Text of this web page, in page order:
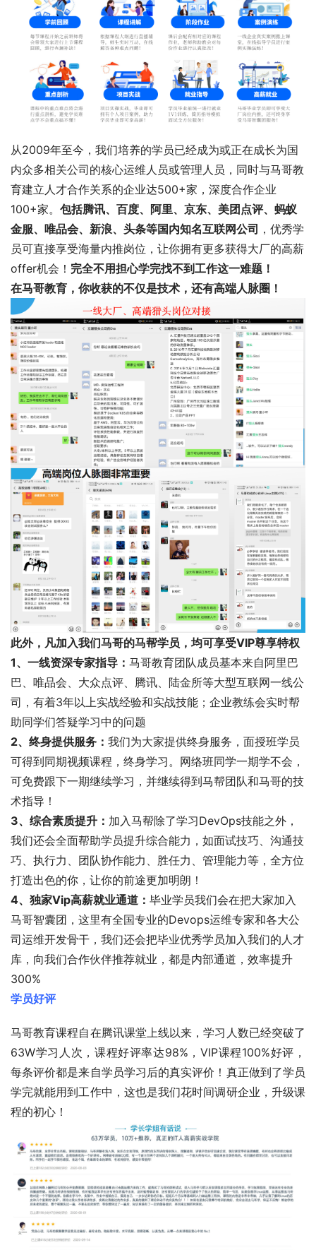
从2009年至今，我们培养的学员已经成为或正在成长为国
内众多相关公司的核心运维人员或管理人员，同时与马哥教
育建立人才合作关系的企业达500+家，深度合作企业
100+家。 包括腾讯、百度、阿里、京东、美团点评、蚂蚁
金服、唯品会、新浪、头条等国内知名互联网公司 ，优秀学
员可直接享受海量内推岗位，让你拥有更多获得大厂的高薪
offer机会！ 完全不用担心学完找不到工作这一难题！
在马哥教育，你收获的不仅是技术，还有高端人脉圈！
此外，凡加入我们马哥的马帮学员，均可享受VIP尊享特权
1、一线资深专家指导： 马哥教育团队成员基本来自阿里巴
巴、唯品会、大众点评、腾讯、陆金所等大型互联网一线公
司，有着3年以上实战经验和实战技能；企业教练会实时帮
助同学们答疑学习中的问题
2、终身提供服务： 我们为大家提供终身服务，面授班学员
可得到同期视频课程，终身学习。网络班同学一期学不会，
可免费跟下一期继续学习，并继续得到马帮团队和马哥的技
术指导！
3、综合素质提升： 加入马帮除了学习DevOps技能之外，
我们还会全面帮助学员提升综合能力，如面试技巧、沟通技
巧、执行力、团队协作能力、胜任力、管理能力等，全方位
打造出色的你，让你的前途更加明朗！
4、独家Vip高薪就业通道： 毕业学员我们会在把大家加入
马哥智囊团，这里有全国专业的Devops运维专家和各大公
司运维开发骨干，我们还会把毕业优秀学员加入我们的人才
库，向我们合作伙伴推荐就业，都是内部通道，效率提升
300%
学员好评
马哥教育课程自在腾讯课堂上线以来，学习人数已经突破了
63W学习人次，课程好评率达98%，VIP课程100%好评，
每条评价都是来自学员学习后的真实评价！真正做到了学员
学完就能用到工作中，这也是我们花时间调研企业，升级课
程的初心！